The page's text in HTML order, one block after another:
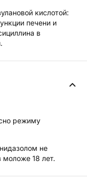
кислотой:
печени и
в
режиму
не
18 лет.